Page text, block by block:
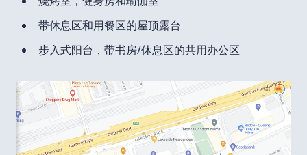
带休息区和用餐区的屋顶露台
步入式阳台，带书房/休息区的共用办公区